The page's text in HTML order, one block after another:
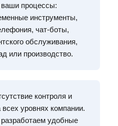
процессы:
инструменты,
чат-боты,
обслуживания,
или производство.
контроля и
уровнях компании.
удобные